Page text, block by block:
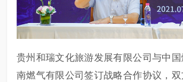
贵州和瑞文化旅游发展有限公司与中
南燃气有限公司签订战略合作协议，